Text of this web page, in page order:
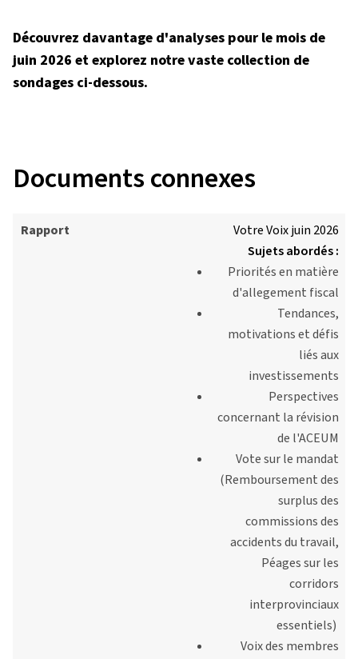
Découvrez davantage d'analyses pour le mois de
juin 2026 et explorez notre vaste collection de
sondages ci-dessous.
Documents connexes
R
Votre Voix juin 2026
Sujets abordés :
Priorités en matière
d'allegement fiscal
Tendances,
motivations et défis
liés aux
investissements
Perspectives
concernant la révision
de l'ACEUM
Vote sur le mandat
(Remboursement des
surplus des
commissions des
accidents du travail,
Péages sur les
corridors
interprovinciaux
essentiels)
Voix des membres